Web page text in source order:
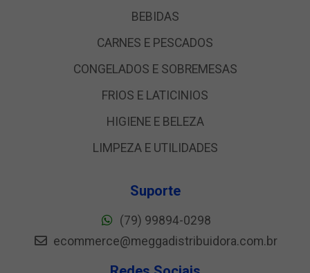
BEBIDAS
CARNES E PESCADOS
CONGELADOS E SOBREMESAS
FRIOS E LATICINIOS
HIGIENE E BELEZA
LIMPEZA E UTILIDADES
Suporte
(79) 99894-0298
ecommerce@meggadistribuidora.com.br